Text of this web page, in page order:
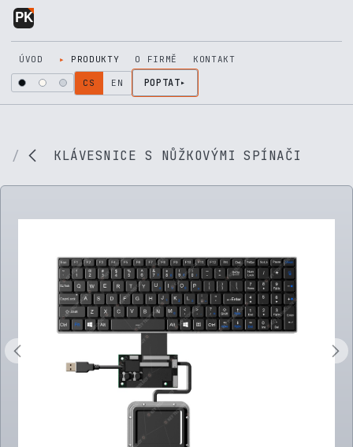
Přejít na obsah
ÚVOD PRODUKTY O FIRMĚ KONTAKT
CS EN POPTAT
KLÁVESNICE S NŮŽKOVÝMI SPÍNAČI